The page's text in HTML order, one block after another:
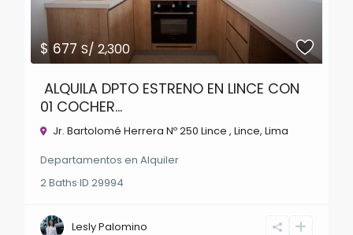
$ 677S/ 2,300
ALQUILA DPTO ESTRENO EN LINCE CON
01 COCHER...
Jr. Bartolomé Herrera Nº 250 Lince ,Lince,Lima
Departamentos enAlquiler
2Baths·ID29994
Lesly Palomino